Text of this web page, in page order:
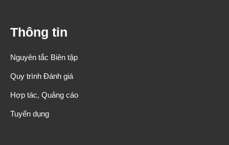
Thông tin
Nguyên tắc Biên tập
Quy trình Đánh giá
Hợp tác, Quảng cáo
Tuyển dụng